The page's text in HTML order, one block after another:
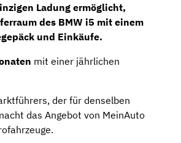
Ladung ermöglicht,
des BMW i5 mit einem
und Einkäufe.
mit einer jährlichen
der für denselben
das Angebot von MeinAuto